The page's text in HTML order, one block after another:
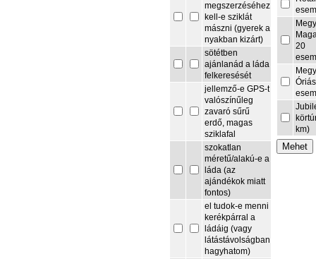
megszerzéséhez
kell-e sziklát
mászni (gyerek a
nyakban kizárt)
sötétben
ajánlanád a láda
felkeresését
jellemző-e GPS-t
valószínűleg
zavaró sűrű
erdő, magas
sziklafal
szokatlan
méretű/alakú-e a
láda (az
ajándékok miatt
fontos)
el tudok-e menni
kerékpárral a
ládáig (vagy
látástávolságban
hagyhatom)
20
km)